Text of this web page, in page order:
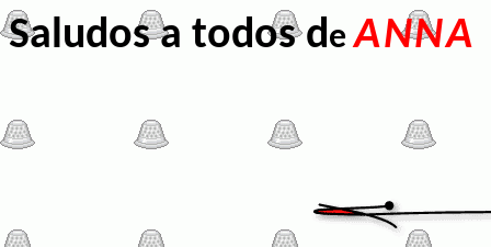
Saludos a todos de ANNA